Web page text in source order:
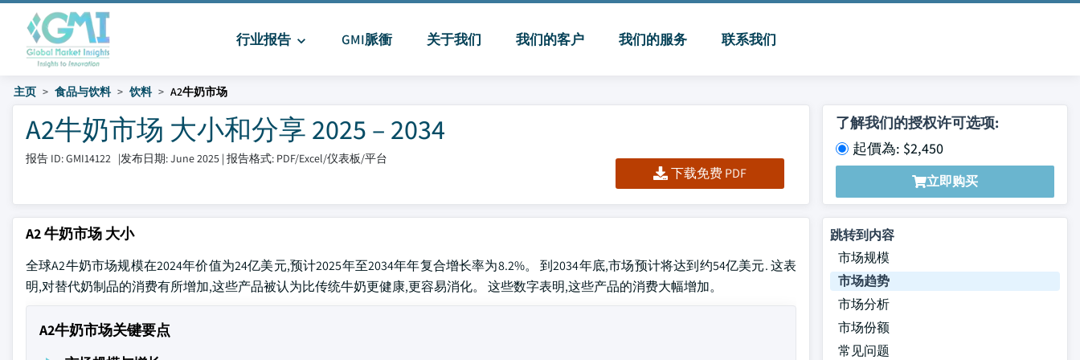
行业报告 GMI脈衝 关于我们 我们的客户 我们的服务 联系我们
主页 食品与饮料 饮料 A2牛奶市场
A2牛奶市场 大小和分享 2025 – 2034
报告 ID: GMI14122 |发布日期: June 2025 | 报告格式: PDF/Excel/仪表板/平台
下载免费 PDF
了解我们的授权许可选项:
起價為: $2,450
立即购买
A2 牛奶市场 大小
全球A2牛奶市场规模在2024年价值为24亿美元,预计2025年至2034年年复合增长率为8.2%。 到2034年底,市场预计将达到约54亿美元. 这表
明,对替代奶制品的消费有所增加,这些产品被认为比传统牛奶更健康,更容易消化。 这些数字表明,这些产品的消费大幅增加。
A2牛奶市场关键要点
跳转到内容
市场规模
市场趋势
市场分析
市场份额
常见问题